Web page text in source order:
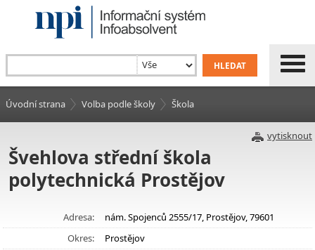
Úvodní strana Volba podle školy Škola
vytisknout
Švehlova střední škola
polytechnická Prostějov
Adresa:
nám. Spojenců 2555/17, Prostějov, 79601
Okres:
Prostějov